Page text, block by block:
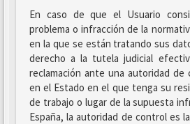
En caso de que el Usuario
problema o infracción de la
en la que se están tratando sus
derecho a la tutela judicial
reclamación ante una autoridad de
en el Estado en el que tenga su
de trabajo o lugar de la supuesta
España, la autoridad de control es